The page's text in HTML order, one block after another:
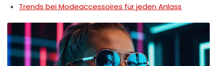
Trends bei Modeaccessoires für jeden Anlass